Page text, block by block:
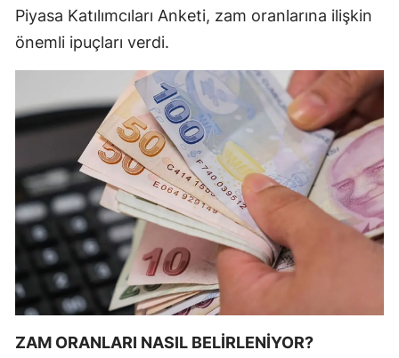
Kars
Kayseri
Kırklareli
Kırşehir
Kocaeli
Konya
Kütahya
Manisa
Piyasa Katılımcıları Anketi, zam oranlarına ilişkin
önemli ipuçları verdi.
ZAM ORANLARI NASIL BELİRLENİYOR?